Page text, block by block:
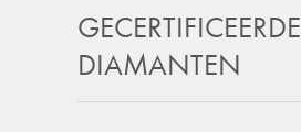
GECERTIFICEERDE
DIAMANTEN